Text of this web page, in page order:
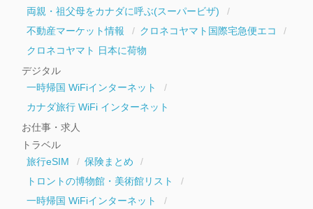
両親・祖父母をカナダに呼ぶ(スーパービザ)
不動産マーケット情報
クロネコヤマト国際宅急便エコ
クロネコヤマト 日本に荷物
デジタル
一時帰国 WiFiインターネット
カナダ旅行 WiFi インターネット
お仕事・求人
トラベル
旅行eSIM
保険まとめ
トロントの博物館・美術館リスト
一時帰国 WiFiインターネット